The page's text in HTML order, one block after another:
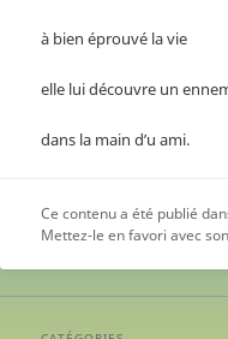
à bien éprouvé la vie
elle lui découvre un
dans la main d’u ami.
Ce contenu a été publié
Mettez-le en favori avec son